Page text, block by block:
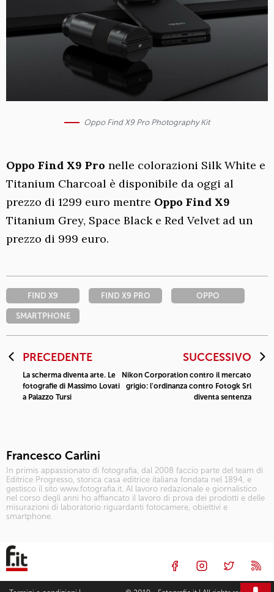
Oppo Find X9 Pro Photography Kit
Oppo Find X9 Pro nelle colorazioni Silk White e
Titanium Charcoal è disponibile da oggi al
prezzo di 1299 euro mentre Oppo Find X9
Titanium Grey, Space Black e Red Velvet ad un
prezzo di 999 euro.
FIND X9 FIND X9 PRO OPPO
SMARTPHONE
PRECEDENTE
La scherma diventa arte. Le
fotografie di Massimo Lovati
a Palazzo Tursi
SUCCESSIVO
Nikon Corporation contro il mercato
grigio: l'ordinanza contro Fotogk Srl
diventa sentenza
Francesco Carlini
In primis appassionato di fotografia, dal 2008 faccio parte del team di
Editrice Progresso, storica casa editrice italiana fondata nel 1894, e
gestisco il sito www.fotografia.it. Al lavoro redazionale e giornalistico
nel corso degli anni ho affiancato il lavoro di prova dei prodotti e delle
misurazioni di laboratorio riguardanti fotocamere, obiettivi e
smartphone.